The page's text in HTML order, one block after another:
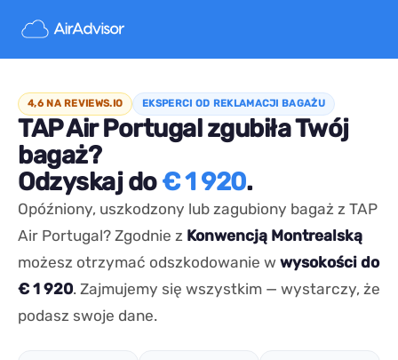
4,6 NA REVIEWS.IO EKSPERCI OD REKLAMACJI BAGAŻU
TAP Air Portugal zgubiła Twój
bagaż?
Odzyskaj do€ 1 920.
Opóźniony, uszkodzony lub zagubiony bagaż z TAP
Air Portugal? Zgodnie z Konwencją Montrealską
możesz otrzymać odszkodowanie w wysokości do
€ 1 920. Zajmujemy się wszystkim — wystarczy, że
podasz swoje dane.